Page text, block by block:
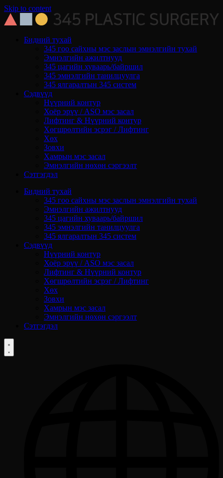
Skip to content
Бидний тухай
345 гоо сайхны мэс заслын эмнэлгийн тухай
Эмнэлгийн ажилтнууд
345 цагийн хуваарь/байршил
345 эмнэлгийн танилцуулга
345 ялгаралтын 345 систем
Сэдвүүд
Нүүрний контур
Хоёр эрүү / ASO мэс засал
Лифтинг & Нүүрний контур
Хөгшрөлтийн эсрэг / Лифтинг
Хөх
Зовхи
Хамрын мэс засал
Эмнэлгийн нөхөн сэргээлт
Сэтгэгдэл
Бидний тухай
345 гоо сайхны мэс заслын эмнэлгийн тухай
Эмнэлгийн ажилтнууд
345 цагийн хуваарь/байршил
345 эмнэлгийн танилцуулга
345 ялгаралтын 345 систем
Сэдвүүд
Нүүрний контур
Хоёр эрүү / ASO мэс засал
Лифтинг & Нүүрний контур
Хөгшрөлтийн эсрэг / Лифтинг
Хөх
Зовхи
Хамрын мэс засал
Эмнэлгийн нөхөн сэргээлт
Сэтгэгдэл